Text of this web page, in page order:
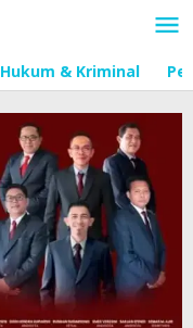
Hukum & Kriminal